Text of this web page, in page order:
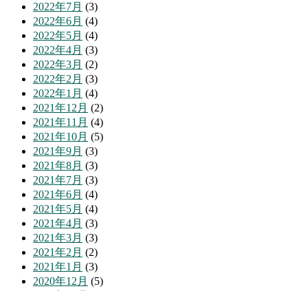
2022年7月 (3)
2022年6月 (4)
2022年5月 (4)
2022年4月 (3)
2022年3月 (2)
2022年2月 (3)
2022年1月 (4)
2021年12月 (2)
2021年11月 (4)
2021年10月 (5)
2021年9月 (3)
2021年8月 (3)
2021年7月 (3)
2021年6月 (4)
2021年5月 (4)
2021年4月 (3)
2021年3月 (3)
2021年2月 (2)
2021年1月 (3)
2020年12月 (5)